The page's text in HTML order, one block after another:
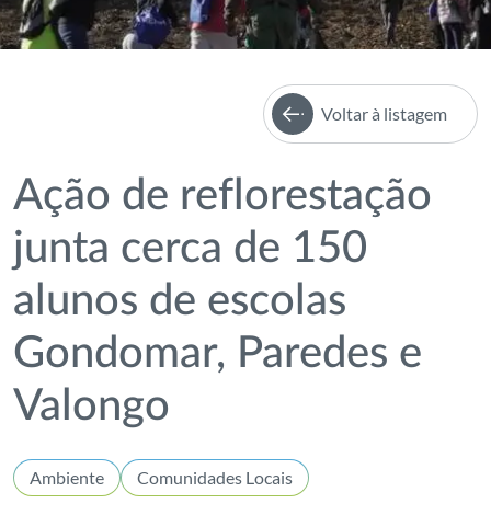
Voltar à listagem
Ação de reflorestação
junta cerca de 150
alunos de escolas
Gondomar, Paredes e
Valongo
Ambiente Comunidades Locais